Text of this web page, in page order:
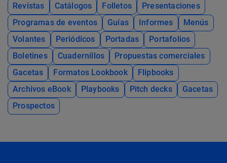
Revistas Catálogos Folletos
Presentaciones
Programas de eventos
Guías Informes
Menús
Volantes
Periódicos Portadas
Portafolios
Boletines
Cuadernillos
Propuestas comerciales
Gacetas
Formatos Lookbook
Flipbooks
Archivos eBook
Playbooks Pitch decks
Gacetas
Prospectos